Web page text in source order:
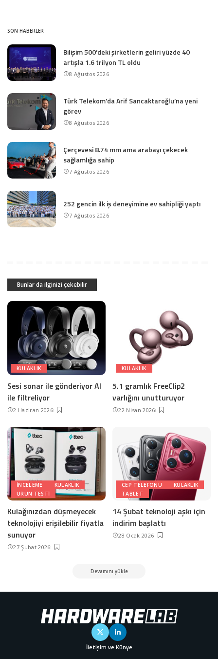
SON HABERLER
Bilişim 500’deki şirketlerin geliri yüzde 40
artışla 1.6 trilyon TL oldu
8 Ağustos 2026
Türk Telekom’da Arif Sancaktaroğlu’na yeni
görev
8 Ağustos 2026
Çerçevesi 8.74 mm ama arabayı çekecek
sağlamlığa sahip
7 Ağustos 2026
252 gencin ilk iş deneyimine ev sahipliği yaptı
7 Ağustos 2026
Bunlar da ilginizi çekebilir
KULAKLIK
Sesi sonar ile gönderiyor AI
ile filtreliyor
2 Haziran 2026
KULAKLIK
5.1 gramlık FreeClip2
varlığını unutturuyor
22 Nisan 2026
INCELEME
KULAKLIK
ÜRÜN TESTI
Kulağınızdan düşmeyecek
teknolojiyi erişilebilir fiyatla
sunuyor
27 Şubat 2026
CEP TELEFONU
KULAKLIK
TABLET
14 Şubat teknoloji aşkı için
indirim başlattı
28 Ocak 2026
Devamını yükle
İletişim ve Künye